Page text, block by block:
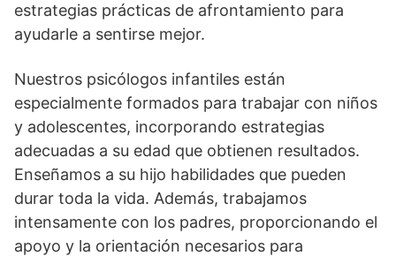
estrategias prácticas de afrontamiento para
ayudarle a sentirse mejor.
Nuestros psicólogos infantiles están
especialmente formados para trabajar con niños
y adolescentes, incorporando estrategias
adecuadas a su edad que obtienen resultados.
Enseñamos a su hijo habilidades que pueden
durar toda la vida. Además, trabajamos
intensamente con los padres, proporcionando el
apoyo y la orientación necesarios para